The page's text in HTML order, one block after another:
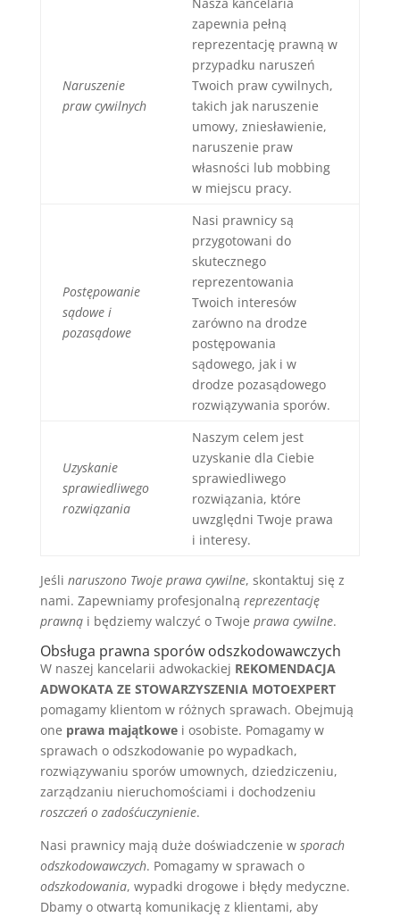
Naruszenie
praw cywilnych
zapewnia pełną
reprezentację prawną w
przypadku naruszeń
Twoich praw cywilnych,
takich jak naruszenie
umowy, zniesławienie,
naruszenie praw
własności lub mobbing
w miejscu pracy.
Postępowanie
sądowe i
pozasądowe
Nasi prawnicy są
przygotowani do
skutecznego
reprezentowania
Twoich interesów
zarówno na drodze
postępowania
sądowego, jak i w
drodze pozasądowego
rozwiązywania sporów.
Uzyskanie
sprawiedliwego
rozwiązania
Naszym celem jest
uzyskanie dla Ciebie
sprawiedliwego
rozwiązania, które
uwzględni Twoje prawa
i interesy.
Jeśli naruszono Twoje prawa cywilne, skontaktuj się z
nami. Zapewniamy profesjonalną reprezentację
prawnąi będziemy walczyć o Twoje prawa cywilne.
Obsługa prawna sporów odszkodowawczych
W naszej kancelarii adwokackiej REKOMENDACJA
ADWOKATA ZE STOWARZYSZENIA MOTOEXPERT
pomagamy klientom w różnych sprawach. Obejmują
one prawa majątkowei osobiste. Pomagamy w
sprawach o odszkodowanie po wypadkach,
rozwiązywaniu sporów umownych, dziedziczeniu,
zarządzaniu nieruchomościami i dochodzeniu
roszczeń o zadośćuczynienie.
Nasi prawnicy mają duże doświadczenie w sporach
odszkodowawczych. Pomagamy w sprawach o
odszkodowania, wypadki drogowe i błędy medyczne.
Dbamy o otwartą komunikację z klientami, aby